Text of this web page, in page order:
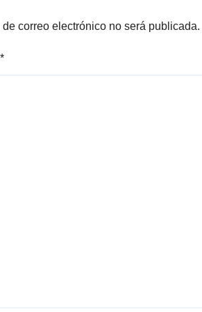
correo electrónico no será publicada.
*